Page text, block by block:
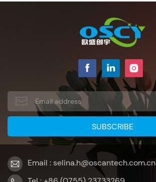
Email : selina.h@oscantech.com.cn